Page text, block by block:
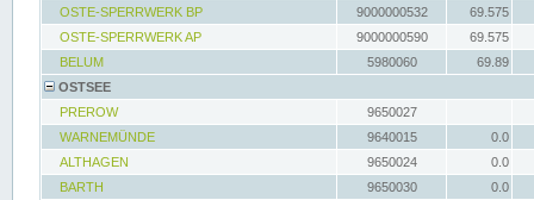
OSTE-SPERRWERK BP
9000000532
69.575
OSTE-SPERRWERK AP
9000000590
69.575
BELUM
5980060
69.89
OSTSEE
PREROW
9650027
WARNEMÜNDE
9640015
0.0
ALTHAGEN
9650024
0.0
BARTH
9650030
0.0